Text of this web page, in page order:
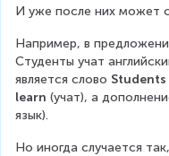
И уже после них может
Например, в
Студенты учат
является слово Students
learn (учат), а
язык).
Но иногда случается